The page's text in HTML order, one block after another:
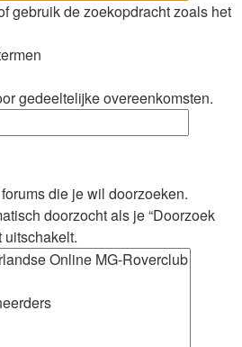
gebruik de zoekopdracht zoals het
gedeeltelijke overeenkomsten.
die je wil doorzoeken.
doorzocht als je “Doorzoek
uitschakelt.